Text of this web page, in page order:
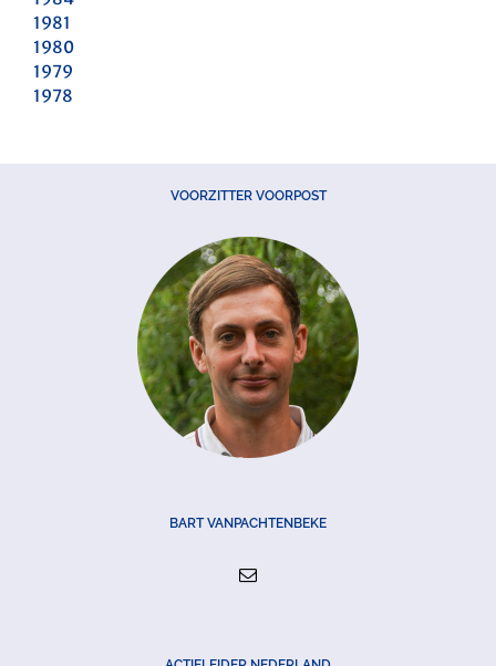
1981
1980
1979
1978
VOORZITTER VOORPOST
BART VANPACHTENBEKE